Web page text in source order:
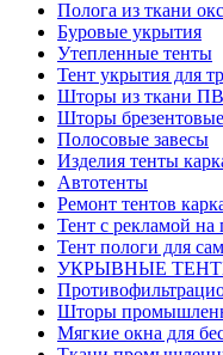
Полога из ткани
Буровые укрытия
Утепленные тенты
Тент укрытия для
Шторы из ткани
Шторы брезентовые
Полосовые завесы
Изделия тенты
Автотенты
Ремонт тентов
Тент с рекламой на
Тент пологи для
УКРЫВНЫЕ
Шторы
Мягкие окна для